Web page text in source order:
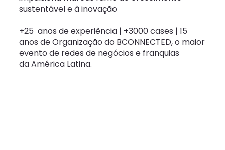
sustentável e à inovação
+25 anos de experiência | +3000 cases | 15
anos de Organização do BCONNECTED, o maior
evento de redes de negócios e franquias
da América Latina.